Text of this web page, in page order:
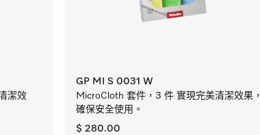
潔效
GP MI S 0031 W
MicroCloth 套件，3 件 實現完美清潔效果，
確保安全使用。
$ 280.00